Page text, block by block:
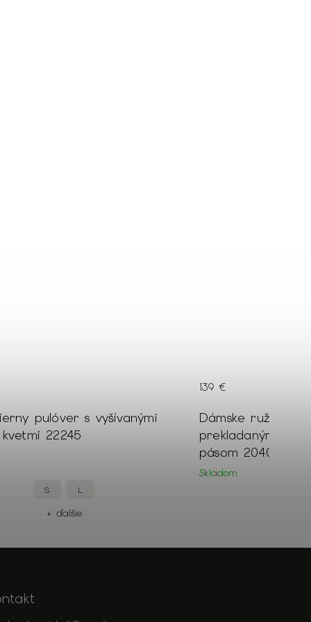
pulóver s vyšívanými
22245
S L
+ ďalšie
Dámske ružové
prekladaným
pásom 20404
Skladom
139 €